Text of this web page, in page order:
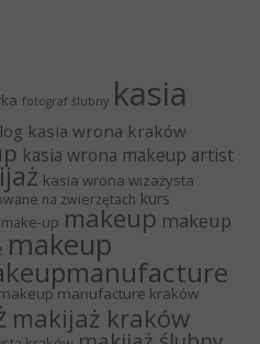
fotograf ślubny kasia
kasia wrona kraków
kasia wrona makeup artist
kasia wrona wizażysta
na zwierzętach kurs
make-up makeup makeup
makeup
manufacture kraków
makijaż kraków